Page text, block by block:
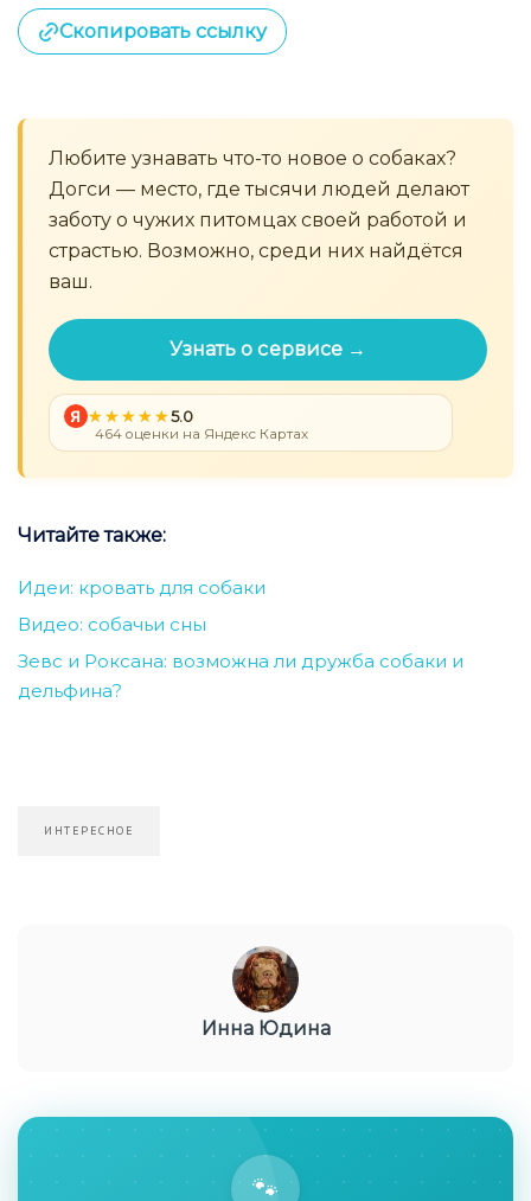
Скопировать ссылку
Любите узнавать что-то новое о собаках?
Догси — место, где тысячи людей делают
заботу о чужих питомцах своей работой и
страстью. Возможно, среди них найдётся
ваш.
Узнать о сервисе →
Я 5.0
464 оценки на Яндекс Картах
Читайте также:
Идеи: кровать для собаки
Видео: собачьи сны
Зевс и Роксана: возможна ли дружба собаки и
дельфина?
ИНТЕРЕСНОЕ
Инна Юдина
🐾